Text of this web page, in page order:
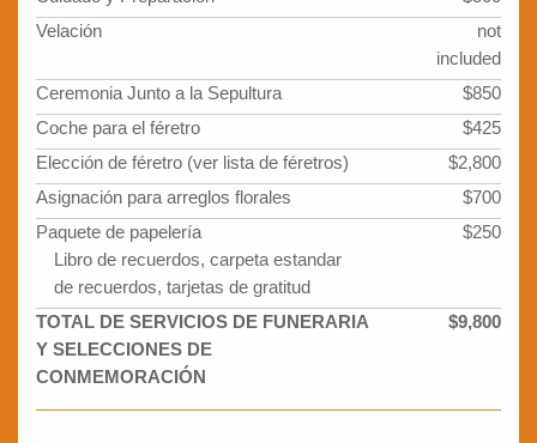
Velación
not
included
Ceremonia Junto a la Sepultura
$850
Coche para el féretro
$425
Elección de féretro (ver lista de féretros)
$2,800
Asignación para arreglos florales
$700
Paquete de papelería
Libro de recuerdos, carpeta estandar
de recuerdos, tarjetas de gratitud
$250
TOTAL DE SERVICIOS DE FUNERARIA
Y SELECCIONES DE
CONMEMORACIÓN
$9,800